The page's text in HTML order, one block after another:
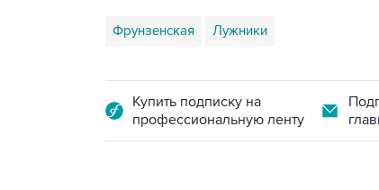
Фрунзенская Лужники
Купить подписку на
профессиональную ленту